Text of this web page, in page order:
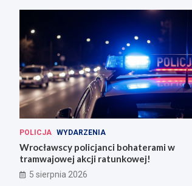
POLICJA WYDARZENIA
Wrocławscy policjanci bohaterami w
tramwajowej akcji ratunkowej!
5 sierpnia 2026